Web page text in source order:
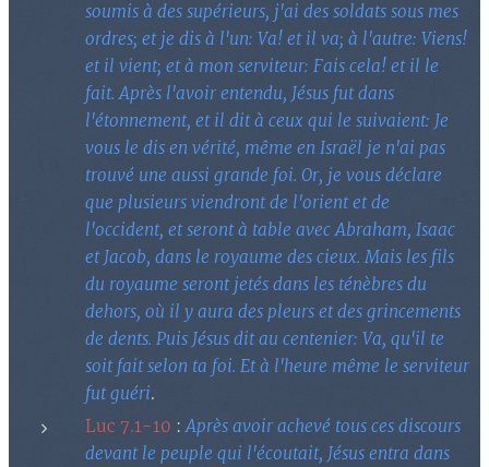
soumis à des supérieurs, j'ai des soldats sous mes
ordres; et je dis à l'un: Va! et il va; à l'autre: Viens!
et il vient; et à mon serviteur: Fais cela! et il le
fait. Après l'avoir entendu, Jésus fut dans
l'étonnement, et il dit à ceux qui le suivaient: Je
vous le dis en vérité, même en Israël je n'ai pas
trouvé une aussi grande foi. Or, je vous déclare
que plusieurs viendront de l'orient et de
l'occident, et seront à table avec Abraham, Isaac
et Jacob, dans le royaume des cieux. Mais les fils
du royaume seront jetés dans les ténèbres du
dehors, où il y aura des pleurs et des grincements
de dents. Puis Jésus dit au centenier: Va, qu'il te
soit fait selon ta foi. Et à l'heure même le serviteur
fut guéri.
Luc 7.1-10 :Après avoir achevé tous ces discours
devant le peuple qui l'écoutait, Jésus entra dans